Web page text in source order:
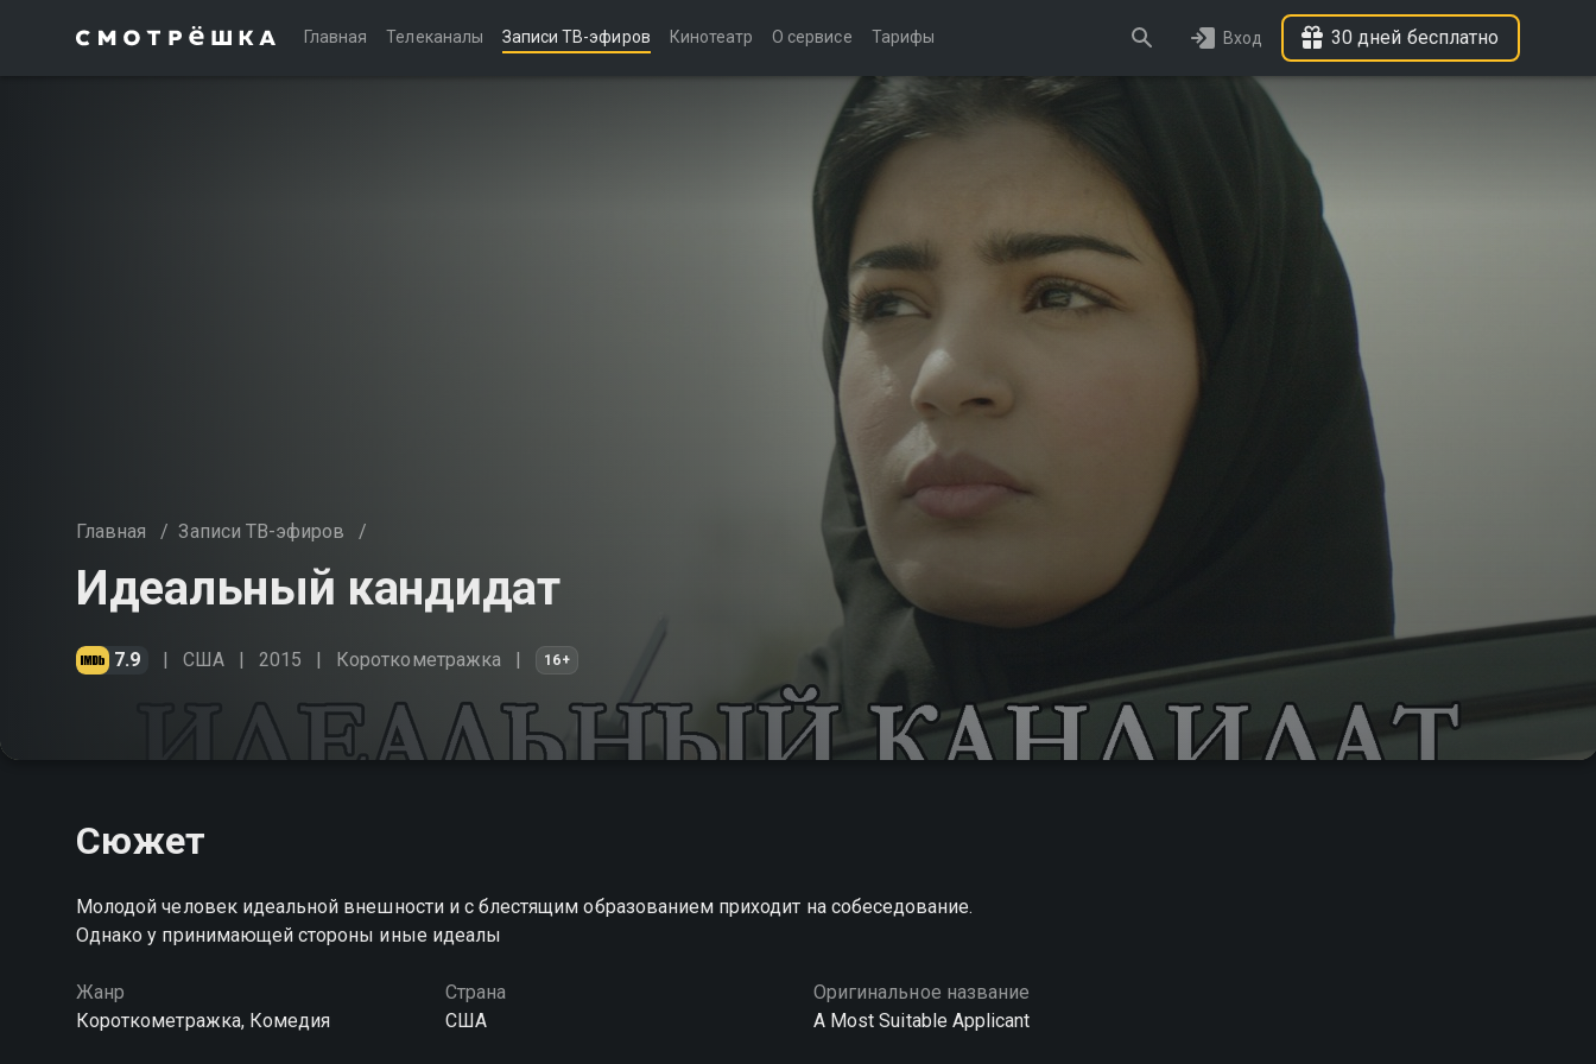
Главная Телеканалы Записи ТВ-эфиров Кинотеатр О сервисе Тарифы Вход 30 дней бесплатно
Главная / Записи ТВ-эфиров /
Идеальный кандидат
7.9 США 2015 Короткометражка 16+
Сюжет
Молодой человек идеальной внешности и с блестящим образованием приходит на собеседование.
Однако у принимающей стороны иные идеалы
Жанр
Короткометражка, Комедия
Страна
США
Оригинальное название
A Most Suitable Applicant